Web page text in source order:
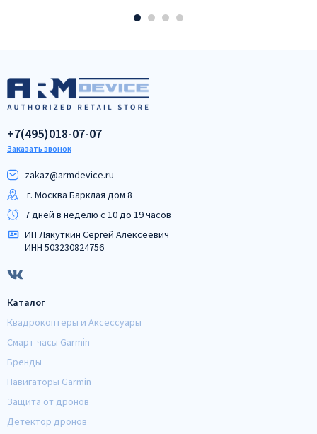
+7(495)018-07-07
Заказать звонок
zakaz@armdeviсe.ru
г. Москва Барклая дом 8
7 дней в неделю с 10 до 19 часов
ИП Лякуткин Сергей Алексеевич
ИНН 503230824756
Каталог
Квадрокоптеры и Аксессуары
Смарт-часы Garmin
Бренды
Навигаторы Garmin
Защита от дронов
Детектор дронов